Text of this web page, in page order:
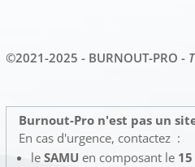
©2021-2025 - BURNOUT-PRO -
Burnout-Pro n'est pas un
En cas d'urgence, contactez :
le SAMU en composant le 15